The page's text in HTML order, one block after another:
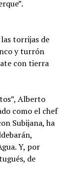
torrijas de
y turrón
con tierra
Alberto
como el chef
Subijana, ha
Y, por
de